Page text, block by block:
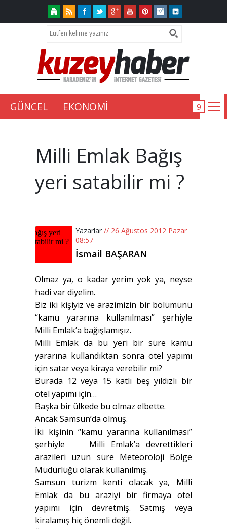
GÜNCEL EKONOMİ
Milli Emlak Bağış
yeri satabilir mi ?
Yazarlar // 26 Ağustos 2012 Pazar
08:57
İsmail BAŞARAN
Olmaz ya, o kadar yerim yok ya, neyse
hadi var diyelim.
Biz iki kişiyiz ve arazimizin bir bölümünü
“kamu yararına kullanılması” şerhiyle
Milli Emlak’a bağışlamışız.
Milli Emlak da bu yeri bir süre kamu
yararına kullandıktan sonra otel yapımı
için satar veya kiraya verebilir mi?
Burada 12 veya 15 katlı beş yıldızlı bir
otel yapımı için…
Başka bir ülkede bu olmaz elbette.
Ancak Samsun’da olmuş.
İki kişinin “kamu yararına kullanılması”
şerhiyle Milli Emlak’a devrettikleri
arazileri uzun süre Meteoroloji Bölge
Müdürlüğü olarak kullanılmış.
Samsun turizm kenti olacak ya, Milli
Emlak da bu araziyi bir firmaya otel
yapımı için devretmiş. Satmış veya
kiralamış hiç önemli değil.